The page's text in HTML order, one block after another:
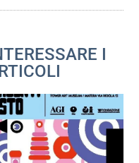
I